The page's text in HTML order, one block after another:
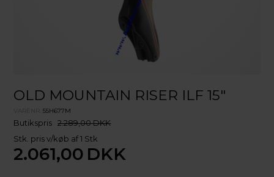
OLD MOUNTAIN RISER ILF 15"
VARENR.55H677M
Butikspris 2.289,00 DKK
Stk. pris v/køb af 1 Stk
2.061,00 DKK